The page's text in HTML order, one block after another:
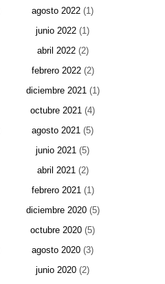
agosto 2022 (1)
junio 2022 (1)
abril 2022(2)
febrero 2022(2)
diciembre 2021(1)
octubre 2021 (4)
agosto 2021 (5)
junio 2021 (5)
abril 2021(2)
febrero 2021(1)
diciembre 2020(5)
octubre 2020 (5)
agosto 2020 (3)
junio 2020 (2)